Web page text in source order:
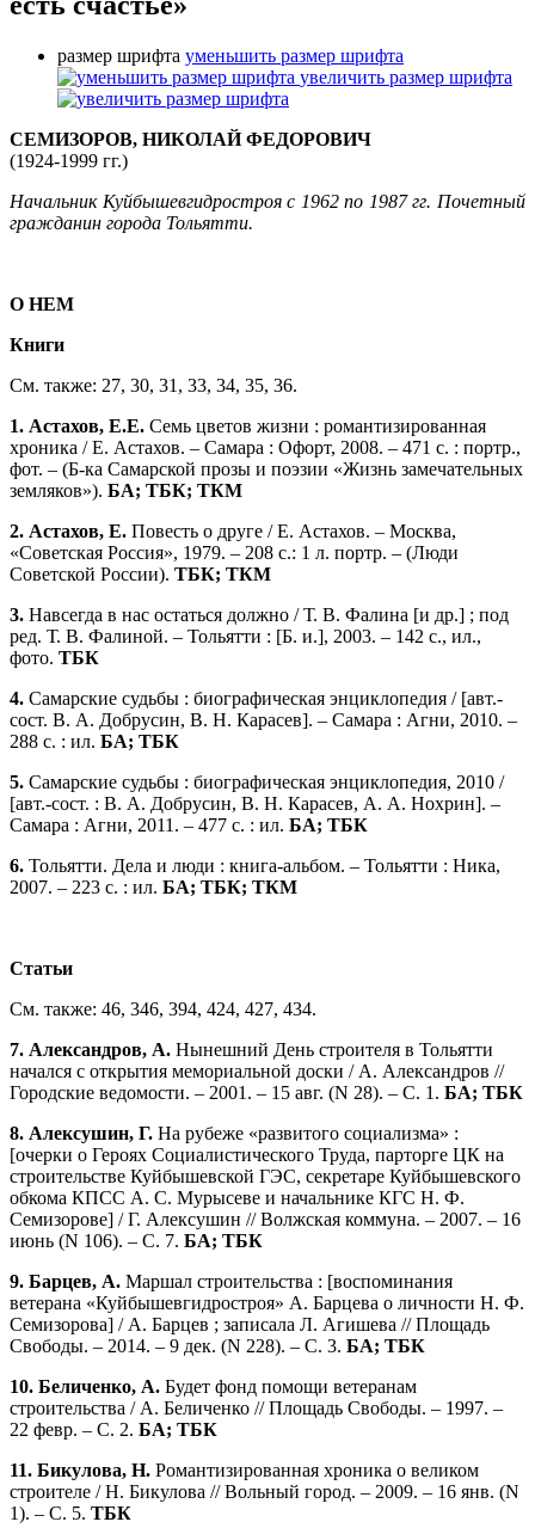
размер шрифта уменьшить размер шрифта
увеличить размер шрифта
СЕМИЗОРОВ, НИКОЛАЙ ФЕДОРОВИЧ
(1924-1999 гг.)
Начальник Куйбышевгидростроя с 1962 по 1987 гг. Почетный
гражданин города Тольятти.
О НЕМ
Книги
См. также: 27, 30, 31, 33, 34, 35, 36.
1. Астахов, Е.Е. Семь цветов жизни : романтизированная
хроника / Е. Астахов. – Самара : Офорт, 2008. – 471 с. : портр.,
фот. – (Б-ка Самарской прозы и поэзии «Жизнь замечательных
земляков»). БА; ТБК; ТКМ
2. Астахов, Е. Повесть о друге / Е. Астахов. – Москва,
«Советская Россия», 1979. – 208 с.: 1 л. портр. – (Люди
Советской России). ТБК; ТКМ
3. Навсегда в нас остаться должно / Т. В. Фалина [и др.] ; под
ред. Т. В. Фалиной. – Тольятти : [Б. и.], 2003. – 142 с., ил.,
фото. ТБК
4. Самарские судьбы : биографическая энциклопедия / [авт.-
сост. В. А. Добрусин, В. Н. Карасев]. – Самара : Агни, 2010. –
288 с. : ил. БА; ТБК
5. Самарские судьбы : биографическая энциклопедия, 2010 /
[авт.-сост. : В. А. Добрусин, В. Н. Карасев, А. А. Нохрин]. –
Самара : Агни, 2011. – 477 с. : ил. БА; ТБК
6. Тольятти. Дела и люди : книга-альбом. – Тольятти : Ника,
2007. – 223 с. : ил. БА; ТБК; ТКМ
Статьи
См. также: 46, 346, 394, 424, 427, 434.
7. Александров, А. Нынешний День строителя в Тольятти
начался с открытия мемориальной доски / А. Александров //
Городские ведомости. – 2001. – 15 авг. (N 28). – С. 1. БА; ТБК
8. Алексушин, Г. На рубеже «развитого социализма» :
[очерки о Героях Социалистического Труда, парторге ЦК на
строительстве Куйбышевской ГЭС, секретаре Куйбышевского
обкома КПСС А. С. Мурысеве и начальнике КГС Н. Ф.
Семизорове] / Г. Алексушин // Волжская коммуна. – 2007. – 16
июнь (N 106). – С. 7. БА; ТБК
9. Барцев, А. Маршал строительства : [воспоминания
ветерана «Куйбышевгидростроя» А. Барцева о личности Н. Ф.
Семизорова] / А. Барцев ; записала Л. Агишева // Площадь
Свободы. – 2014. – 9 дек. (N 228). – С. 3. БА; ТБК
10. Беличенко, А. Будет фонд помощи ветеранам
строительства / А. Беличенко // Площадь Свободы. – 1997. –
22 февр. – С. 2. БА; ТБК
11. Бикулова, Н. Романтизированная хроника о великом
строителе / Н. Бикулова // Вольный город. – 2009. – 16 янв. (N
1). – С. 5. ТБК